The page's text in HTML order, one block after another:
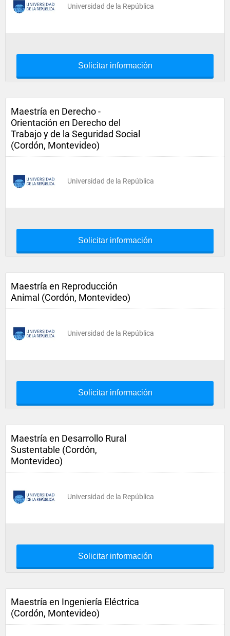
Universidad de la República
Solicitar información
Maestría en Derecho -
Orientación en Derecho del
Trabajo y de la Seguridad Social
(Cordón, Montevideo)
Universidad de la República
Solicitar información
Maestría en Reproducción
Animal (Cordón, Montevideo)
Universidad de la República
Solicitar información
Maestría en Desarrollo Rural
Sustentable (Cordón,
Montevideo)
Universidad de la República
Solicitar información
Maestría en Ingeniería Eléctrica
(Cordón, Montevideo)